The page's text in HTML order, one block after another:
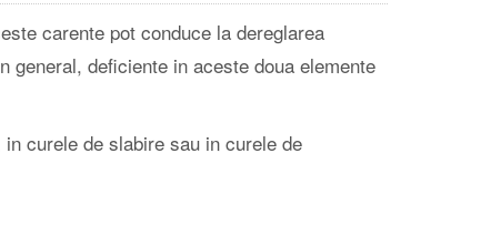
carente pot conduce la dereglarea
deficiente in aceste doua elemente
curele de slabire sau in curele de